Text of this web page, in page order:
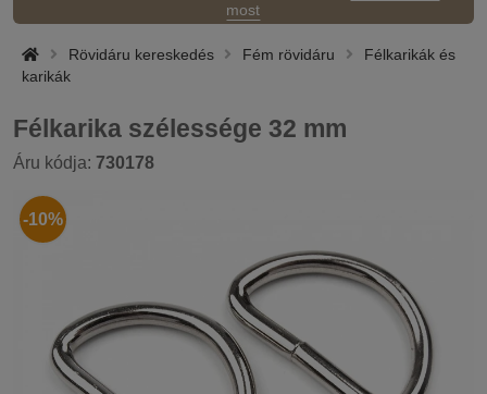
most
Rövidáru kereskedés Fém rövidáru
Félkarikák és
karikák
Félkarika szélessége 32 mm
Áru kódja: 730178
-10%